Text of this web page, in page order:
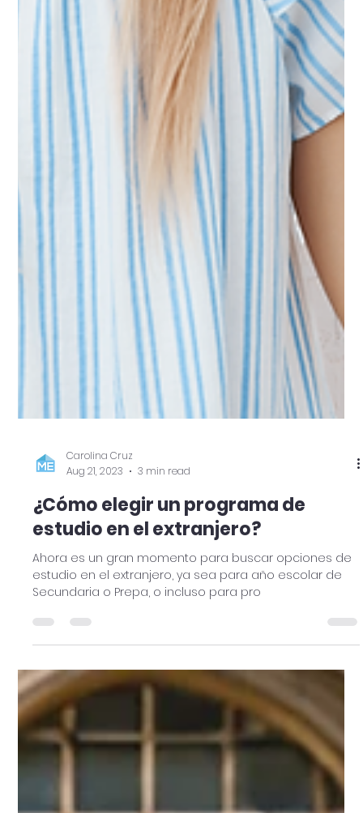
Carolina Cruz
Aug 21, 2023
3 min read
¿Cómo elegir un programa de
estudio en el extranjero?
Ahora es un gran momento para buscar opciones de